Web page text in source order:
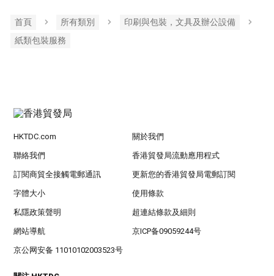
首頁 所有類別
印刷與包裝，文具及辦公設備
紙類包裝服務
HKTDC.com 關於我們
聯絡我們 香港貿發局流動應用程式
訂閱商貿全接觸電郵通訊 更新您的香港貿發局電郵訂閱
字體大小 使用條款
私隱政策聲明 超連結條款及細則
網站導航 京ICP备09059244号
京公网安备 11010102003523号